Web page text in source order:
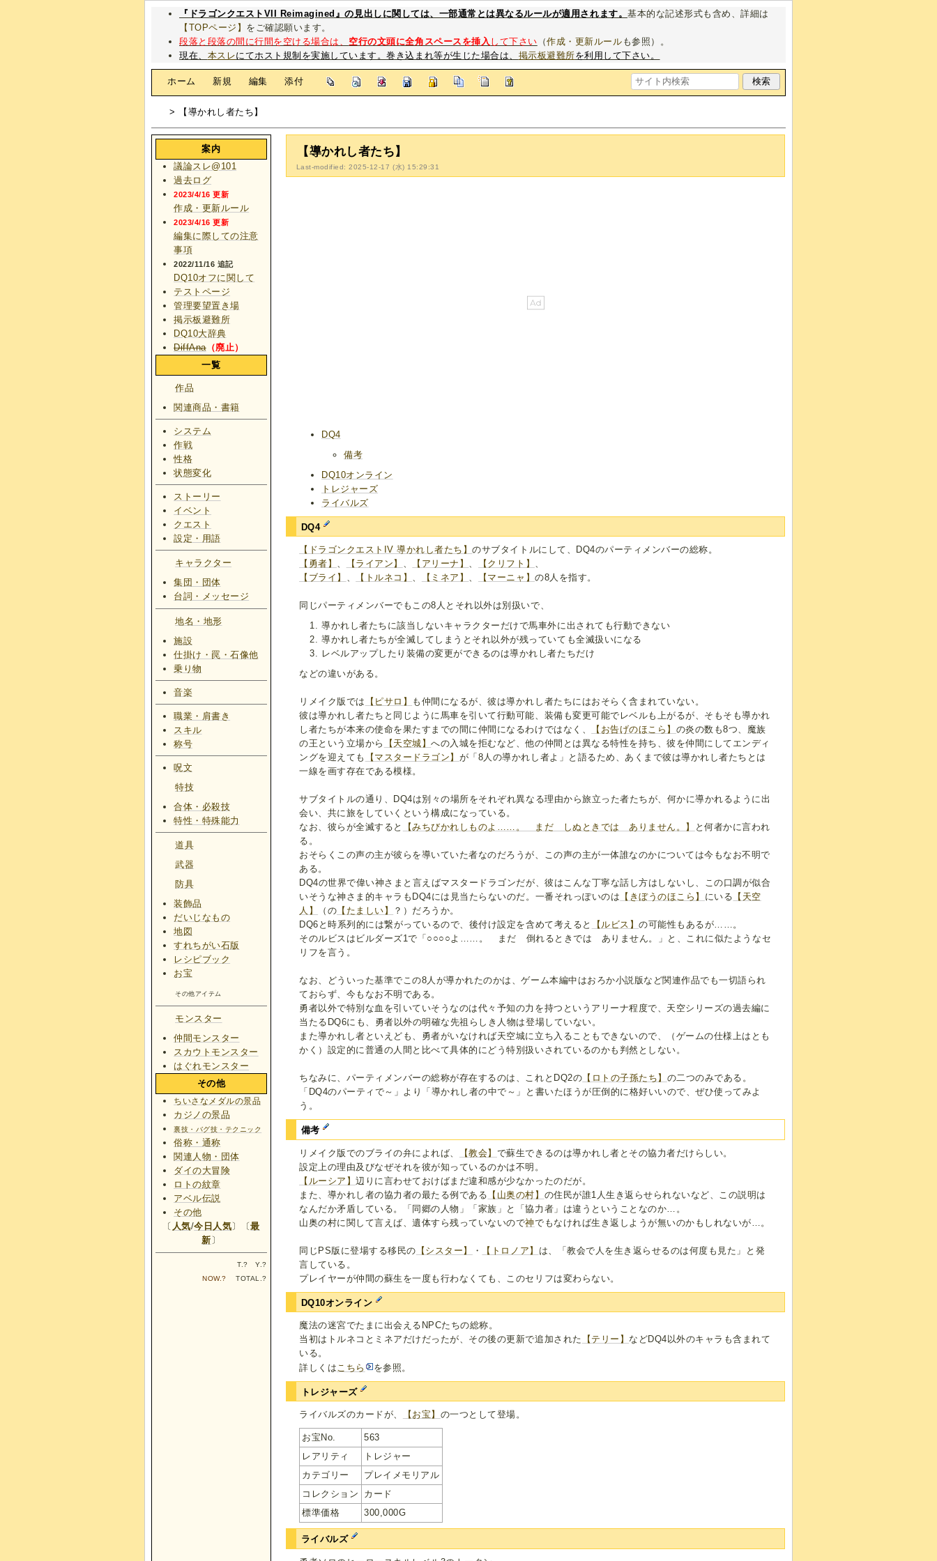
『ドラゴンクエストVII Reimagined』の見出しに関しては、一部通常とは異なるルールが適用されます。基本的な記述形式も含め、詳細は
【TOPページ】 をご確認願います。
段落と段落の間に行間を空ける場合は、 空行の文頭に全角スペースを挿入 して下さい （作成・更新ルール も参照）。
現在、 本スレにてホスト規制を実施しています。巻き込まれ等が生じた場合は、 掲示板避難所を利用して下さい。
ホーム 新規 編集 添付
> 【導かれし者たち】
【導かれし者たち】
Last-modified: 2025-12-17 (水) 15:29:31
DQ4
備考
DQ10オンライン
トレジャーズ
ライバルズ
DQ4
【ドラゴンクエストIV 導かれし者たち】のサブタイトルにして、DQ4のパーティメンバーの総称。
【勇者】 、 【ライアン】 、 【アリーナ】 、 【クリフト】 、
【ブライ】 、 【トルネコ】 、 【ミネア】 、 【マーニャ】の8人を指す。
同じパーティメンバーでもこの8人とそれ以外は別扱いで、
導かれし者たちに該当しないキャラクターだけで馬車外に出されても行動できない
導かれし者たちが全滅してしまうとそれ以外が残っていても全滅扱いになる
レベルアップしたり装備の変更ができるのは導かれし者たちだけ
などの違いがある。
リメイク版では 【ピサロ】
も仲間になるが、彼は導かれし者たちにはおそらく含まれていない。
彼は導かれし者たちと同じように馬車を引いて行動可能、装備も変更可能でレベルも上がるが、そもそも導かれ
し者たちが本来の使命を果たすまでの間に仲間になるわけではなく、
【お告げのほこら】 の炎の数も8つ、魔族
の王という立場から
【天空城】への入城を拒むなど、他の仲間とは異なる特性を持ち、彼を仲間にしてエンディ
ングを迎えても
【マスタードラゴン】 が「8人の導かれし者よ」と語るため、あくまで彼は導かれし者たちとは
一線を画す存在である模様。
サブタイトルの通り、DQ4は別々の場所をそれぞれ異なる理由から旅立った者たちが、何かに導かれるように出
会い、共に旅をしていくという構成になっている。
なお、彼らが全滅すると
【みちびかれしものよ……。 まだ しぬときでは ありません。】
と何者かに言われ
る。
おそらくこの声の主が彼らを導いていた者なのだろうが、この声の主が一体誰なのかについては今もなお不明で
ある。
DQ4の世界で偉い神さまと言えばマスタードラゴンだが、彼はこんな丁寧な話し方はしないし、この口調が似合
いそうな神さま的キャラもDQ4には見当たらないのだ。一番それっぽいのは 【きぼうのほこら】 にいる 【天空
人】
（の 【たましい】
？）だろうか。
DQ6と時系列的には繋がっているので、後付け設定を含めて考えると
【ルビス】の可能性もあるが……。
そのルビスはビルダーズ1で「○○○○よ……。 まだ 倒れるときでは ありません。」と、これに似たようなセ
リフを言う。
なお、どういった基準でこの8人が導かれたのかは、ゲーム本編中はおろか小説版など関連作品でも一切語られ
ておらず、今もなお不明である。
勇者以外で特別な血を引いていそうなのは代々予知の力を持つというアリーナ程度で、天空シリーズの過去編に
当たるDQ6にも、勇者以外の明確な先祖らしき人物は登場していない。
また導かれし者といえども、勇者がいなければ天空城に立ち入ることもできないので、（ゲームの仕様上はとも
かく）設定的に普通の人間と比べて具体的にどう特別扱いされているのかも判然としない。
ちなみに、パーティメンバーの総称が存在するのは、これとDQ2の 【ロトの子孫たち】 の二つのみである。
「DQ4のパーティで～」より「導かれし者の中で～」と書いたほうが圧倒的に格好いいので、ぜひ使ってみよ
う。
備考
リメイク版でのブライの弁によれば、 【教会】 で蘇生できるのは導かれし者とその協力者だけらしい。
設定上の理由及びなぜそれを彼が知っているのかは不明。
【ルーシア】辺りに言わせておけばまだ違和感が少なかったのだが。
また、導かれし者の協力者の最たる例である 【山奥の村】 の住民が誰1人生き返らせられないなど、この説明は
なんだか矛盾している。「同郷の人物」「家族」と「協力者」は違うということなのか…。
山奥の村に関して言えば、遺体すら残っていないので神でもなければ生き返しようが無いのかもしれないが…。
同じPS版に登場する移民の 【シスター】 ・ 【トロノア】 は、「教会で人を生き返らせるのは何度も見た」と発
言している。
プレイヤーが仲間の蘇生を一度も行わなくても、このセリフは変わらない。
DQ10オンライン
魔法の迷宮でたまに出会えるNPCたちの総称。
当初はトルネコとミネアだけだったが、その後の更新で追加された
【テリー】 などDQ4以外のキャラも含まれて
いる。
詳しくはこちら を参照。
トレジャーズ
ライバルズのカードが、 【お宝】 の一つとして登場。
お宝No.
563
レアリティ
トレジャー
カテゴリー
プレイメモリアル
コレクション
カード
標準価格
300,000G
ライバルズ
案内
議論スレ@101
過去ログ
2023/4/16 更新
作成・更新ルール
2023/4/16 更新
編集に際しての注意
事項
2022/11/16 追記
DQ10オフに関して
テストページ
管理要望置き場
掲示板避難所
DQ10大辞典
DiffAna（廃止）
一覧
作品
関連商品・書籍
システム
作戦
性格
状態変化
ストーリー
イベント
クエスト
設定・用語
キャラクター
集団・団体
台詞・メッセージ
地名・地形
施設
仕掛け・罠・石像他
乗り物
音楽
職業・肩書き
スキル
称号
呪文
特技
合体・必殺技
特性・特殊能力
道具
武器
防具
装飾品
だいじなもの
地図
すれちがい石版
レシピブック
お宝
その他アイテム
モンスター
仲間モンスター
スカウトモンスター
はぐれモンスター
その他
ちいさなメダルの景品
カジノの景品
裏技・バグ技・テクニック
俗称・通称
関連人物・団体
ダイの大冒険
ロトの紋章
アベル伝説
その他
〔 人気/今日人気〕〔最
新 〕
T.? Y.?
NOW.? TOTAL.?